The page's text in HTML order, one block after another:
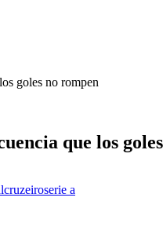
goles no rompen
que los
cruzeiroserie a